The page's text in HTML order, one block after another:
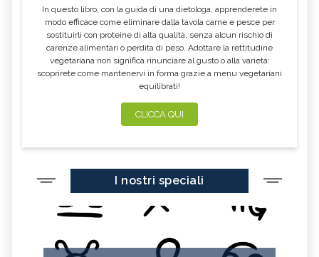
In questo libro, con la guida di una dietologa, apprenderete in
modo efficace come eliminare dalla tavola carne e pesce per
sostituirli con proteine di alta qualità, senza alcun rischio di
carenze alimentari o perdita di peso. Adottare la rettitudine
vegetariana non significa rinunciare al gusto o alla varietà:
scoprirete come mantenervi in forma grazie a menu vegetariani
equilibrati!
CLICCA QUI
I nostri speciali